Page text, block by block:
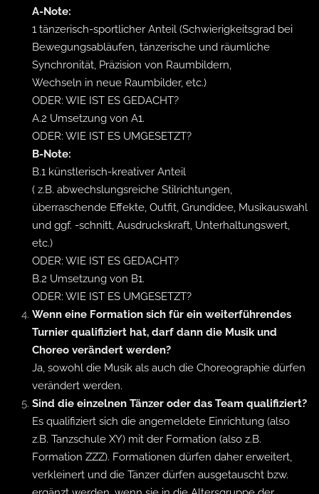
A-Note:
1 tänzerisch-sportlicher Anteil (Schwierigkeitsgrad bei
Bewegungsabläufen, tänzerische und räumliche
Synchronität, Präzision von Raumbildern,
Wechseln in neue Raumbilder, etc.)
ODER: WIE IST ES GEDACHT?
A.2 Umsetzung von A1.
ODER: WIE IST ES UMGESETZT?
B-Note:
B.1 künstlerisch-kreativer Anteil
( z.B. abwechslungsreiche Stilrichtungen,
überraschende Effekte, Outfit, Grundidee, Musikauswahl
und ggf. -schnitt, Ausdruckskraft, Unterhaltungswert,
etc.)
ODER: WIE IST ES GEDACHT?
B.2 Umsetzung von B1.
ODER: WIE IST ES UMGESETZT?
Wenn eine Formation sich für ein weiterführendes
Turnier qualifiziert hat, darf dann die Musik und
Choreo verändert werden?
Ja, sowohl die Musik als auch die Choreographie dürfen
verändert werden.
Sind die einzelnen Tänzer oder das Team qualifiziert?
Es qualifiziert sich die angemeldete Einrichtung (also
z.B. Tanzschule XY) mit der Formation (also z.B.
Formation ZZZ). Formationen dürfen daher erweitert,
verkleinert und die Tänzer dürfen ausgetauscht bzw.